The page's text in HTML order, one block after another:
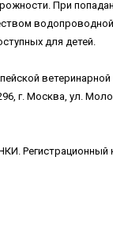
При
для детей.
г. Москва, ул.
Регистрационный